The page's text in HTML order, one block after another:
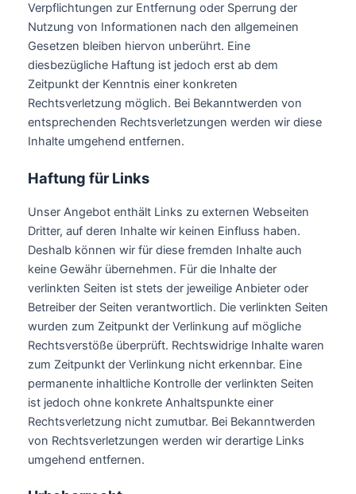
Verpflichtungen zur Entfernung oder Sperrung der
Nutzung von Informationen nach den allgemeinen
Gesetzen bleiben hiervon unberührt. Eine
diesbezügliche Haftung ist jedoch erst ab dem
Zeitpunkt der Kenntnis einer konkreten
Rechtsverletzung möglich. Bei Bekanntwerden von
entsprechenden Rechtsverletzungen werden wir diese
Inhalte umgehend entfernen.
Haftung für Links
Unser Angebot enthält Links zu externen Webseiten
Dritter, auf deren Inhalte wir keinen Einfluss haben.
Deshalb können wir für diese fremden Inhalte auch
keine Gewähr übernehmen. Für die Inhalte der
verlinkten Seiten ist stets der jeweilige Anbieter oder
Betreiber der Seiten verantwortlich. Die verlinkten Seiten
wurden zum Zeitpunkt der Verlinkung auf mögliche
Rechtsverstöße überprüft. Rechtswidrige Inhalte waren
zum Zeitpunkt der Verlinkung nicht erkennbar. Eine
permanente inhaltliche Kontrolle der verlinkten Seiten
ist jedoch ohne konkrete Anhaltspunkte einer
Rechtsverletzung nicht zumutbar. Bei Bekanntwerden
von Rechtsverletzungen werden wir derartige Links
umgehend entfernen.